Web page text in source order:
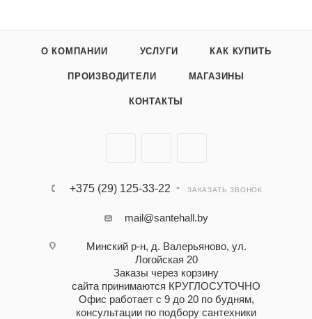
О КОМПАНИИ УСЛУГИ КАК КУПИТЬ
ПРОИЗВОДИТЕЛИ МАГАЗИНЫ
КОНТАКТЫ
+375 (29) 125-33-22 ЗАКАЗАТЬ ЗВОНОК
mail@santehall.by
Минский р-н, д. Валерьяново, ул.
Логойская 20
Заказы через корзину
сайта принимаются КРУГЛОСУТОЧНО
Офис работает с 9 до 20 по будням,
консультации по подбору сантехники